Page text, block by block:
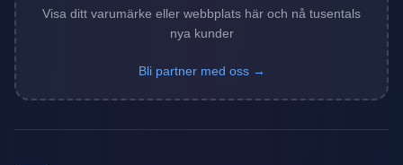
Visa ditt varumärke eller webbplats här och nå tusentals
nya kunder
Bli partner med oss →